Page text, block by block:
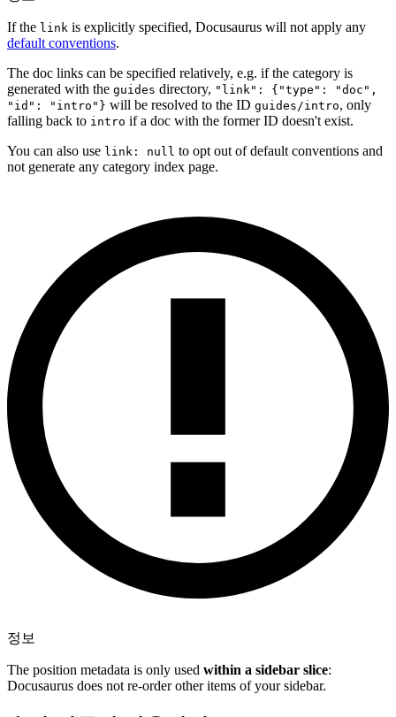
If the link is explicitly specified, Docusaurus will not apply any
default conventions.
The doc links can be specified relatively, e.g. if the category is
generated with the guides directory, "link": {"type": "doc",
"id": "intro"} will be resolved to the ID guides/intro, only
falling back to intro if a doc with the former ID doesn't exist.
You can also use link: null to opt out of default conventions and
not generate any category index page.
정보
The position metadata is only used within a sidebar slice:
Docusaurus does not re-order other items of your sidebar.